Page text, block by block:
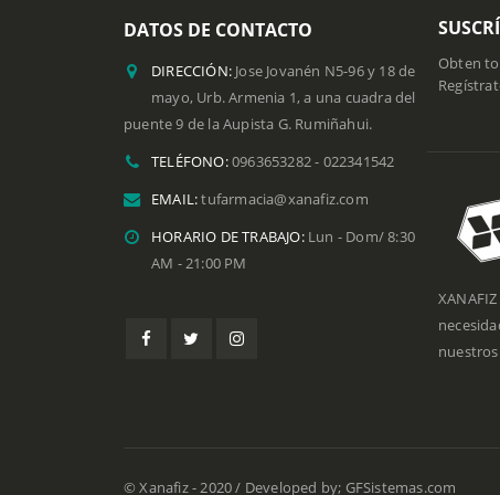
DATOS DE CONTACTO
DIRECCIÓN: Jose Jovanén N5-96 y 18 de
mayo, Urb. Armenia 1, a una cuadra del
puente 9 de la Aupista G. Rumiñahui.
TELÉFONO:0963653282 - 022341542
EMAIL: tufarmacia@xanafiz.com
HORARIO DE TRABAJO: Lun - Dom/ 8:30
AM - 21:00 PM
Obten
© Xanafiz - 2020 / Developed by; GFSistemas.com